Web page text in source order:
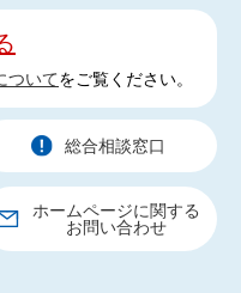
ついてをご覧ください。
総合相談窓口
ホームページに関する
お問い合わせ